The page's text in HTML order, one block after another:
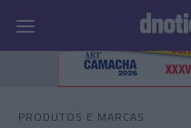
Prazeres
PRODUTOS E MARCAS